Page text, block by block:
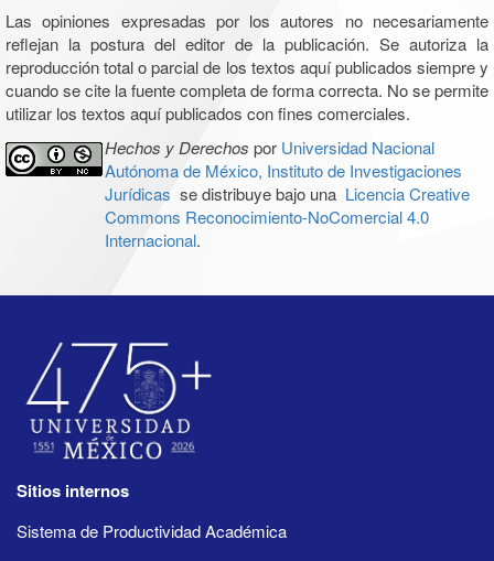
Las opiniones expresadas por los autores no necesariamente
reflejan la postura del editor de la publicación. Se autoriza la
reproducción total o parcial de los textos aquí publicados siempre y
cuando se cite la fuente completa de forma correcta. No se permite
utilizar los textos aquí publicados con fines comerciales.
Hechos y Derechos por Universidad Nacional
Autónoma de México, Instituto de Investigaciones
Jurídicas se distribuye bajo una Licencia Creative
Commons Reconocimiento-NoComercial 4.0
Internacional.
Sitios internos
Sistema de Productividad Académica